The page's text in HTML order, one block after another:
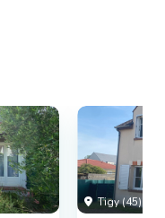
Tigy (45)